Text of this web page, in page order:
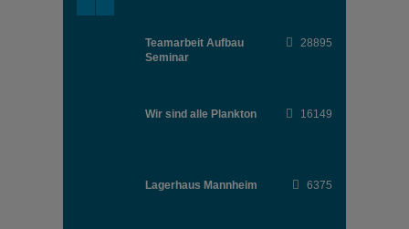
Teamarbeit Aufbau
Seminar
28895
Wir sind alle Plankton 16149
Lagerhaus Mannheim 6375